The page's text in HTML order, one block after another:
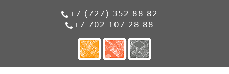
+7 (727) 352 88 82
+7 702 107 28 88